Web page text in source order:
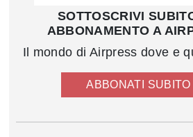
SOTTOSCRIVI
ABBONAMENTO A
Il mondo di Airpress dove e
ABBONATI SUBITO